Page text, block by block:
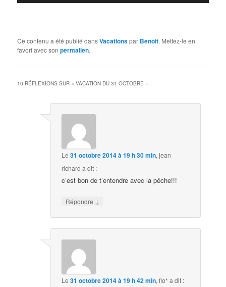
Ce contenu a été publié dansVacationspar Benoit. Mettez-le en
favori avec sonpermalien.
10 RÉFLEXIONS SUR «VACATION DU 31 OCTOBRE »
Le31 octobre 2014 à 19 h 30 min,jean
richard a dit :
c’est bon de t’entendre avec la pêche!!!
Répondre ↓
Le31 octobre 2014 à 19 h 42 min,flo* a dit :